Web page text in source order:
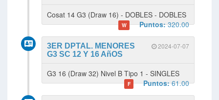
Cosat 14 G3 (Draw 16) - DOBLES - DOBLES
W Puntos:320.00
2024-07-07
3ER DPTAL. MENORES
G3 SC 12 Y 16 AñOS
G3 16 (Draw 32) Nivel B Tipo 1 - SINGLES
F Puntos:61.00